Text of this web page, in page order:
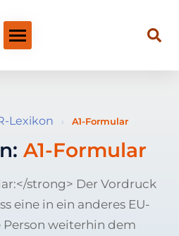
Lexikon › A1-Formular
A1-Formular
strong> Der Vordruck
eine in ein anderes EU-
Person weiterhin dem